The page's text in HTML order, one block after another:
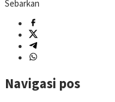
Sebarkan
Navigasi pos